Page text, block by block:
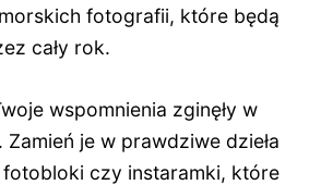
fotografii, które będą
cały rok.
wspomnienia zginęły w
je w prawdziwe dzieła
czy instaramki, które